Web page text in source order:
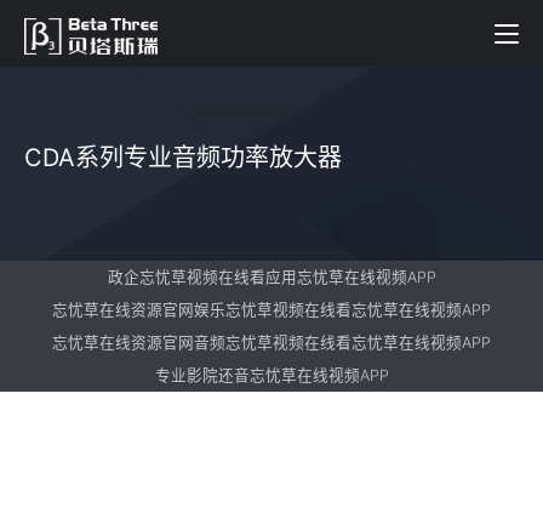
CDA系列专业音频功率放大器
政企忘忧草视频在线看应用忘忧草在线视频APP
忘忧草在线资源官网娱乐忘忧草视频在线看忘忧草在线视频APP
忘忧草在线资源官网音频忘忧草视频在线看忘忧草在线视频APP
专业影院还音忘忧草在线视频APP